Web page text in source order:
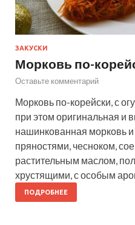
ЗАКУСКИ
Морковь по-
Оставьте комментарий
Морковь по-корейски, с
при этом оригинальная и
нашинкованная морковь
пряностями, чесноком,
растительным маслом,
хрустящими, с особым
ПОДРОБНЕЕ